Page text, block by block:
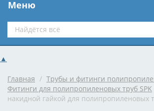
Меню
▲
Главная / Трубы и фитинги
Фитинги для полипропиленовых труб SPK
накидной гайкой для полипропиленовых